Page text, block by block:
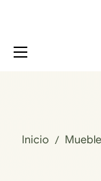
Navegación
de
☰
Inicio